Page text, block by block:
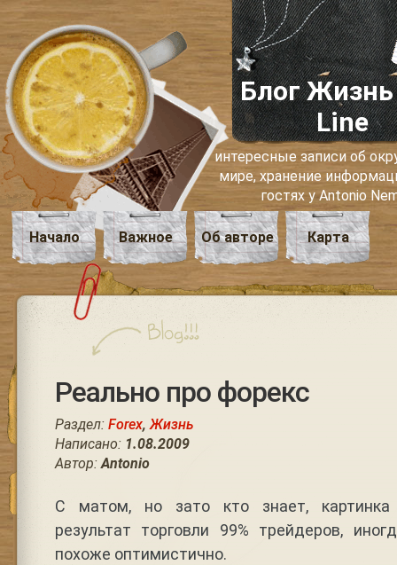
Блог Жизнь
Line
интересные записи об
мире, хранение
гостях у Antonio
Начало Важное Об авторе Карта
Реально про форекс
Раздел: Forex,Жизнь
Написано: 1.08.2009
Автор:Antonio
С матом, но зато кто знает, картинка
результат торговли 99% трейдеров,
похоже оптимистично.